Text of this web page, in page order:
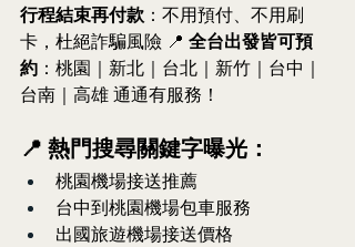
行程結束再付款 ：不用預付、不用刷
卡，杜絕詐騙風險 📍 全台出發皆可預
約 ：桃園｜新北｜台北｜新竹｜台中｜
台南｜高雄 通通有服務！
📍 熱門搜尋關鍵字曝光：
桃園機場接送推薦
台中到桃園機場包車服務
出國旅遊機場接送價格